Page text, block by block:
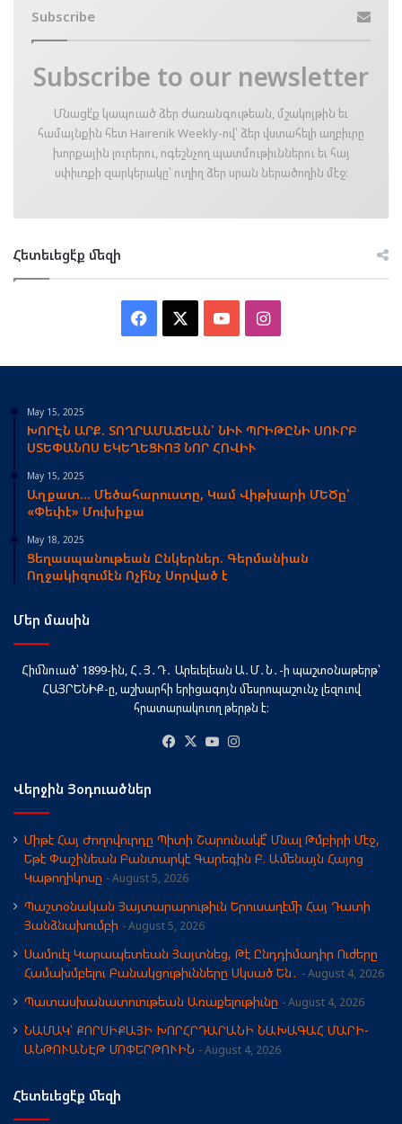
Subscribe
Subscribe to our newsletter
Մնացէ՛ք կապուած ձեր ժառանգութեան, մշակոյթին եւ
համայնքին հետ Hairenik Weekly-ով՝ ձեր վստահելի աղբիւրը
խորքային լուրերու, ոգեշնչող պատմութիւններու եւ հայ
սփիւռքի զարկերակը՝ ուղիղ ձեր սրան ներածողին մէջ։
Հետեւեցէ՛ք մեզի
Facebook YouTubeInstagram
May 15, 2025
ԽՈՐԷՆ ԱՐՔ. ՏՈՂՐԱՄԱՃԵԱՆ՝ ՆԻՒ ՊՐԻԹԸՆԻ ՍՈՒՐԲ
ՍՏԵՓԱՆՈՍ ԵԿԵՂԵՑՒՈՅ ՆՈՐ ՀՈՎԻՒ
May 15, 2025
Աղքատ… Մեծահարուստը, Կամ Վիթխարի ՄԵԾը՝
«Փեփէ» Մուխիքա
May 18, 2025
Ցեղասպանութեան Ընկերներ. Գերմանիան
Ողջակիզումէն Ոչի՞նչ Սորված է
Մեր մասին
Հիմնուած՝ 1899-ին, Հ․Յ․Դ․ Արեւելեան Ա․Մ․Ն․-ի պաշտօնաթերթ՝
ՀԱՅՐԵՆԻՔ-ը, աշխարհի երիցագոյն մեսրոպաշունչ լեզուով
հրատարակուող թերթն է։
Facebook
X YouTube
Վերջին Յօդուածներ
Միթէ Հայ Ժողովուրդը Պիտի Շարունակէ՞ Մնալ Թմբիրի Մէջ,
Եթէ Փաշինեան Բանտարկէ Գարեգին Բ. Ամենայն Հայոց
Կաթողիկոսը
August 5, 2026
Պաշտօնական Յայտարարութիւն Երուսաղէմի Հայ Դատի
Յանձնախումբի
August 5, 2026
Սամուէլ Կարապետեան Յայտնեց, Թէ Ընդդիմադիր Ուժերը
Համախմբելու Բանակցութիւնները Սկսած Են․
August 4, 2026
Պատասխանատուութեան Առաքելութիւնը August 4, 2026
ՆԱՄԱԿ՝ ՔՈՐՍԻՔԱՅԻ ԽՈՐՀՐԴԱՐԱՆԻ ՆԱԽԱԳԱՀ ՄԱՐԻ-
ԱՆԹՈՒԱՆԷԹ ՄՈՓԵՐԹՈՒԻՆ
August 4, 2026
Հետեւեցէ՛ք մեզի